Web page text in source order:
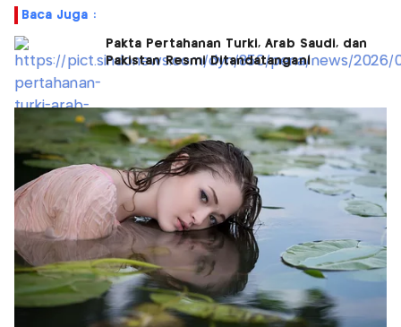
Baca Juga :
Pakta Pertahanan Turki, Arab Saudi, dan
Pakistan Resmi Ditandatangani